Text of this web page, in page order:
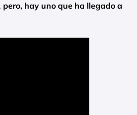
pero, hay uno que ha llegado a